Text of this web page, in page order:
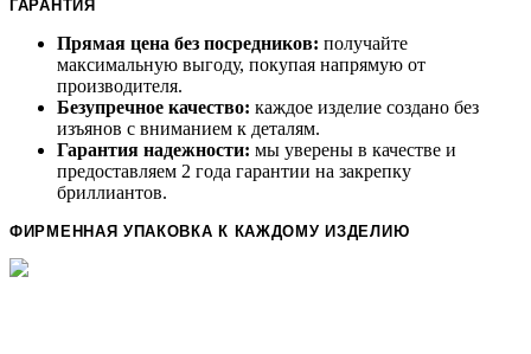
ГАРАНТИЯ
Прямая цена без посредников: получайте
максимальную выгоду, покупая напрямую от
производителя.
Безупречное качество: каждое изделие создано без
изъянов с вниманием к деталям.
Гарантия надежности: мы уверены в качестве и
предоставляем 2 года гарантии на закрепку
бриллиантов.
ФИРМЕННАЯ УПАКОВКА К КАЖДОМУ ИЗДЕЛИЮ